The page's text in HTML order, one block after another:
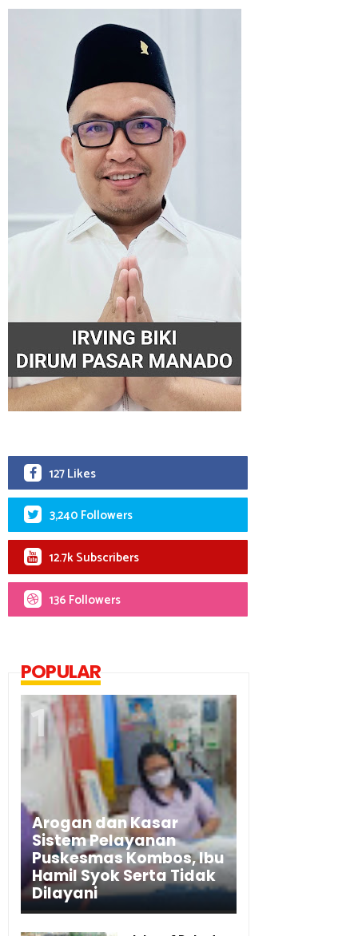
127 Likes
3,240 Followers
12.7k Subscribers
136 Followers
POPULAR
Arogan dan Kasar
Sistem Pelayanan
Puskesmas Kombos, Ibu
Hamil Syok Serta Tidak
Dilayani